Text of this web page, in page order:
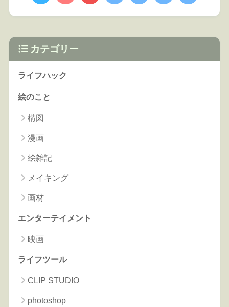
カテゴリー
ライフハック
絵のこと
構図
漫画
絵雑記
メイキング
画材
エンターテイメント
映画
ライフツール
CLIP STUDIO
photoshop